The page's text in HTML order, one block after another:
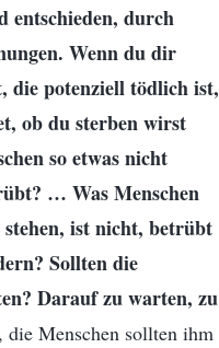
entschieden, durch
Wenn du dir
die potenziell tödlich ist,
ob du sterben wirst
so etwas nicht
… Was Menschen
stehen, ist nicht, betrübt
Sollten die
Darauf zu warten, zu
die Menschen sollten ihm